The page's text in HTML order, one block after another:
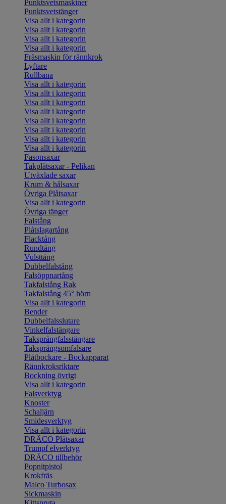
Punktsvetsmaskiner
Punktsvetstänger
Visa allt i kategorin
Visa allt i kategorin
Visa allt i kategorin
Visa allt i kategorin
Fräsmaskin för rännkrok
Lyftare
Rullbana
Visa allt i kategorin
Visa allt i kategorin
Visa allt i kategorin
Visa allt i kategorin
Visa allt i kategorin
Visa allt i kategorin
Visa allt i kategorin
Visa allt i kategorin
Fasonsaxar
Takplåtsaxar - Pelikan
Utväxlade saxar
Krum & hålsaxar
Övriga Plåtsaxar
Visa allt i kategorin
Övriga tänger
Falstång
Plåtslagartång
Flacktång
Rundtång
Vulsttång
Dubbelfalstång
Falsöppnartång
Takfalstång Rak
Takfalstång 45° hörn
Visa allt i kategorin
Bender
Dubbelfalsslutare
Vinkelfalstängare
Taksprångfalsstängare
Taksprångsomfalsare
Plåtbockare - Bockapparat
Rännkroksriktare
Bockning övrigt
Visa allt i kategorin
Falsverktyg
Knoster
Schaljärn
Smidesverktyg
Visa allt i kategorin
DRÄCO Plåtsaxar
Trumpf elverktyg
DRÄCO tillbehör
Popnitpistol
Krokfräs
Malco Turbosax
Sickmaskin